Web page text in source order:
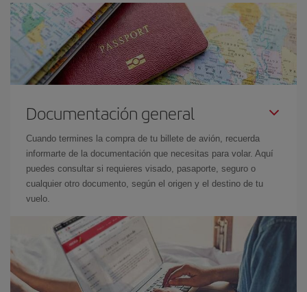
Documentación general
Cuando termines la compra de tu billete de avión, recuerda
informarte de la documentación que necesitas para volar. Aquí
puedes consultar si requieres visado, pasaporte, seguro o
cualquier otro documento, según el origen y el destino de tu
vuelo.